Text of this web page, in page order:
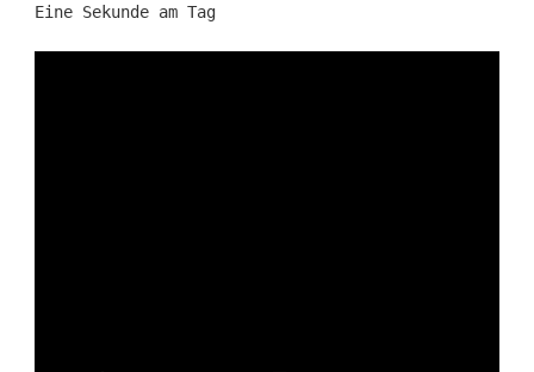
Eine Sekunde am Tag